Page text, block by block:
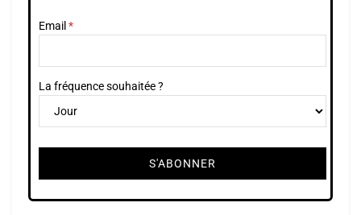
Email
La fréquence souhaitée ?